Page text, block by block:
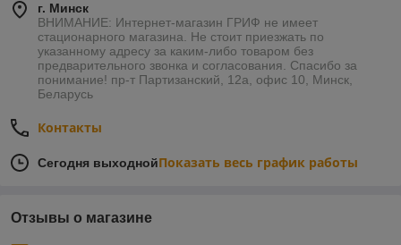
г. Минск
ВНИМАНИЕ: Интернет-магазин ГРИФ не имеет
стационарного магазина. Не стоит приезжать по
указанному адресу за каким-либо товаром без
предварительного звонка и согласования. Спасибо за
понимание! пр-т Партизанский, 12а, офис 10, Минск,
Беларусь
Контакты
Сегодня выходнойПоказать весь график работы
Отзывы о магазине